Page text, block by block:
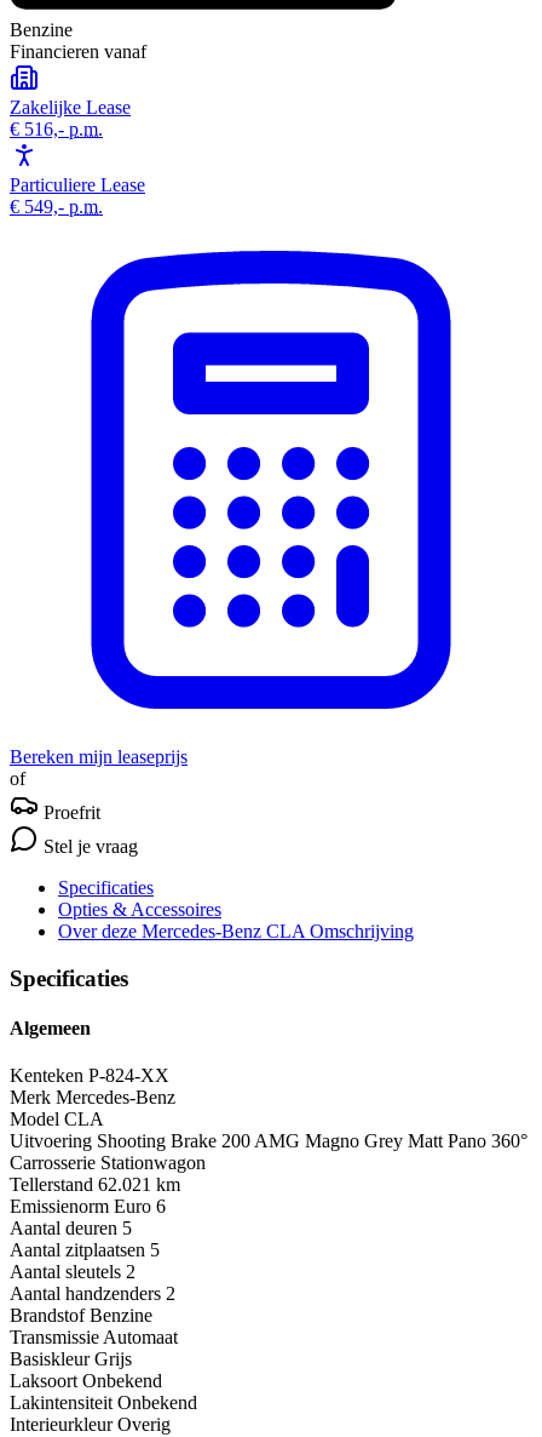
Benzine
Financieren vanaf
Zakelijke Lease
€ 516,- p.m.
Particuliere Lease
€ 549,- p.m.
Bereken mijn leaseprijs
of
Proefrit
Stel je vraag
Specificaties
Opties & Accessoires
Over deze Mercedes-Benz CLA Omschrijving
Specificaties
Algemeen
Kenteken P-824-XX
Merk Mercedes-Benz
Model CLA
Uitvoering Shooting Brake 200 AMG Magno Grey Matt Pano 360°
Carrosserie Stationwagon
Tellerstand 62.021 km
Emissienorm Euro 6
Aantal deuren 5
Aantal zitplaatsen 5
Aantal sleutels 2
Aantal handzenders 2
Brandstof Benzine
Transmissie Automaat
Basiskleur Grijs
Laksoort Onbekend
Lakintensiteit Onbekend
Interieurkleur Overig